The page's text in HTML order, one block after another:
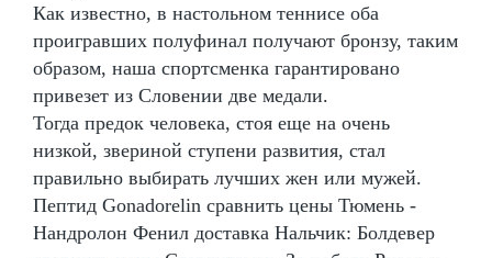
Как известно, в настольном теннисе оба
проигравших полуфинал получают бронзу, таким
образом, наша спортсменка гарантировано
привезет из Словении две медали.
Тогда предок человека, стоя еще на очень
низкой, звериной ступени развития, стал
правильно выбирать лучших жен или мужей.
Пептид Gonadorelin сравнить цены Тюмень -
Нандролон Фенил доставка Нальчик: Болдевер